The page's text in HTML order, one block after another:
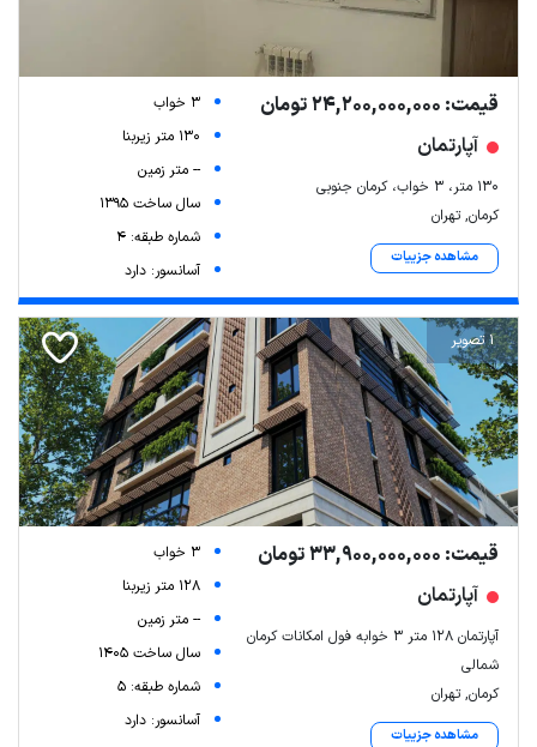
قیمت: 24,200,000,000 تومان
آپارتمان
۱۳۰ متر، ۳ خواب، کرمان جنوبی
کرمان, تهران
مشاهده جزییات
3 خواب
130 متر زیربنا
-- متر زمین
سال ساخت 1395
شماره طبقه: 4
آسانسور: دارد
1 تصویر
قیمت: 33,900,000,000 تومان
آپارتمان
آپارتمان ۱۲۸ متر ۳ خوابه فول امکانات کرمان
شمالی
کرمان, تهران
مشاهده جزییات
3 خواب
128 متر زیربنا
-- متر زمین
سال ساخت 1405
شماره طبقه: 5
آسانسور: دارد